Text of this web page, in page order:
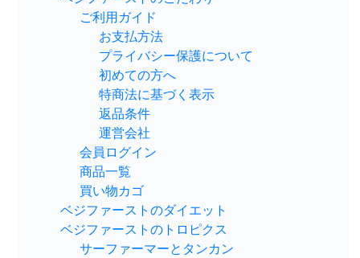
ご利用ガイド
お支払方法
プライバシー保護について
初めての方へ
特商法に基づく表示
返品条件
運営会社
会員ログイン
商品一覧
買い物カゴ
ベジファーストのダイエット
ベジファーストのトロピクス
サーファーマーとタンカン